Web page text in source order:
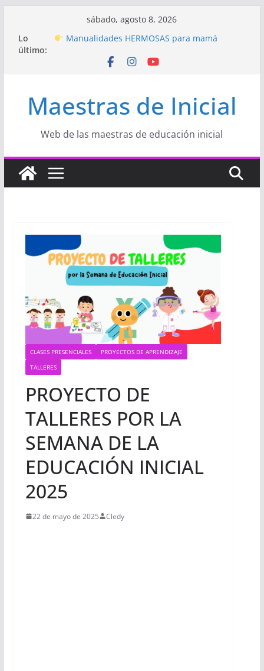
contenido
sábado, agosto 8, 2026
Lo
último:
Hermosos dibujos para MAMÁ: colorea con
Manualidades HERMOSAS para mamá
Semana de la Educación Inicial 2026”
Proyecto
“Celebramos con Alegría la Semana
Proyecto de Aprendizaje
Un regalo para
Maestras de Inicial
Web de las maestras de educación inicial
CLASES PRESENCIALES
PROYECTOS DE APRENDIZAJE
TALLERES
PROYECTO DE
TALLERES POR LA
SEMANA DE LA
EDUCACIÓN INICIAL
2025
22 de mayo de 2025 Cledy